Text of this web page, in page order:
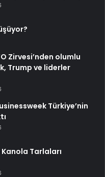
Zirvesi’nden olumlu
Trump ve liderler
Türkiye’nin
Kanola Tarlaları